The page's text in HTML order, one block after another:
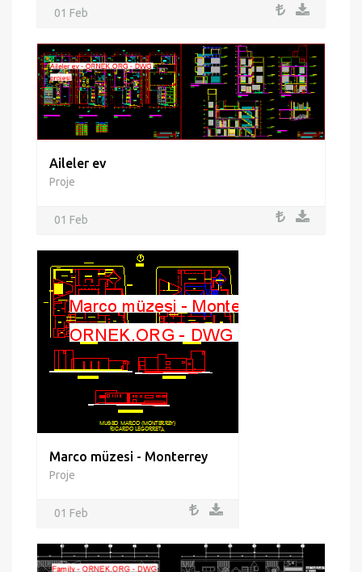
01 Feb
Aileler ev
Proje
01 Feb
Marco müzesi - Monterrey
Proje
01 Feb